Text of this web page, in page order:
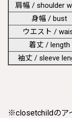
肩幅 / shoulder
身幅 / bust
ウエスト /
着丈 / length
袖丈 / sleeve
※closetchildのア